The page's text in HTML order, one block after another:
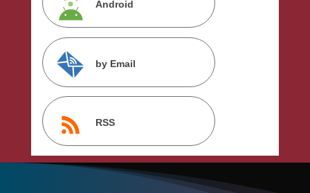
Android
by Email
RSS